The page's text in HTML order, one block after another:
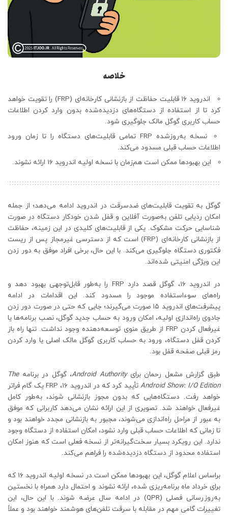
خلاصه
اندروید ۱۶ قابلیت حفاظت از بازنشانی کارخانه‌ای (FRP) را تقویت خواهد
کرد تا از استفاده از دستگاه‌های دزدیده‌شده بدون وارد کردن اطلاعات
حساب کاربری گوگل مالک جلوگیری شود.
نسخه به‌روزشده FRP تمامی قابلیت‌های دستگاه را تا زمان ورود
اطلاعات حساب قبلی مسدود می‌کند.
این بهبودها ممکن است هم‌زمان با نسخه اولیه اندروید ۱۶ ارائه نشوند.
گوگل به تقویت قابلیت‌های ضدسرقت در اندروید ادامه می‌دهد؛ از جمله
امکان ردیابی تلفن به‌صورت آفلاین و قفل شدن خودکار دستگاه در صورت
شناسایی حرکت مشکوک. یکی از قابلیت‌های کلیدی در این زمینه، حفاظت
از بازنشانی کارخانه‌ای (FRP) است که از دسترسی غیرمجاز پس از ریست
فکتوری دستگاه جلوگیری می‌کند. با این حال، برخی افراد موفق به دور زدن
این ویژگی امنیتی شده‌اند.
در اندروید ۱۶، گوگل قصد دارد FRP را به‌طور قابل‌توجهی بهبود دهد و
راه‌های سوءاستفاده موجود را مسدود کند. این اقدامات در ادامه
پیشرفت‌های اندروید ۱۵ صورت می‌گیرند؛ جایی که حتی در صورت دور زدن
جادوی راه‌اندازی اولیه، امکان ورود به حساب جدید گوگل، نصب برنامه‌ها یا
غیرفعال کردن FRP از طریق منوی توسعه‌دهنده وجود نداشت. تنها راه باز
کردن قفل دستگاه، ورود به حساب کاربری گوگل مالک اصلی یا وارد کردن
رمز قبلی صفحه قفل بود.
طبق گزارش مشعل رحمان برایAndroid Authority، گوگل در برنامهThe
Android Show: I/O Edition
تأیید کرد که در اندروید ۱۶، FRP یک گام فراتر
خواهد رفت. دستگاه‌هایی که بدون مجوز بازنشانی شوند، به‌طور کامل
غیرفعال خواهند شد. تصویری از این ارائه نشان می‌دهد کاربرانی که موفق
به عبور از مراحل راه‌اندازی می‌شوند، مجبور به بازنشانی مجدد خواهند بود و
تا زمانی که اطلاعات حساب قبلی وارد نشود، امکان استفاده از دستگاه وجود
ندارد. این رویکرد بسیار سخت‌گیرانه‌تر از نسخه فعلی است که هنوز امکان
استفاده محدود از دستگاه دزدیده‌شده را فراهم می‌کند.
براساس اعلام گوگل، این بهبودها ممکن است در نسخه اولیه اندروید ۱۶ که
برای خرداد ماه برنامه‌ریزی شده، ارائه نشوند و احتمال دارد همراه با نخستین
به‌روزرسانی فصلی (QPR) در ادامه سال عرضه شوند. با این حال، این
تغییرات گامی مهم در مقابله با سرقت تلفن‌های هوشمند خواهند بود و عملاً